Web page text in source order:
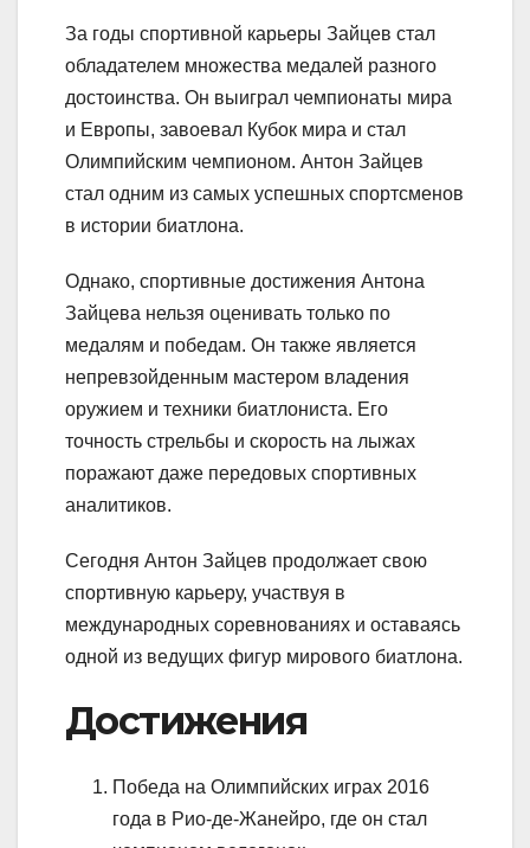
За годы спортивной карьеры Зайцев стал
обладателем множества медалей разного
достоинства. Он выиграл чемпионаты мира
и Европы, завоевал Кубок мира и стал
Олимпийским чемпионом. Антон Зайцев
стал одним из самых успешных спортсменов
в истории биатлона.
Однако, спортивные достижения Антона
Зайцева нельзя оценивать только по
медалям и победам. Он также является
непревзойденным мастером владения
оружием и техники биатлониста. Его
точность стрельбы и скорость на лыжах
поражают даже передовых спортивных
аналитиков.
Сегодня Антон Зайцев продолжает свою
спортивную карьеру, участвуя в
международных соревнованиях и оставаясь
одной из ведущих фигур мирового биатлона.
Достижения
Победа на Олимпийских играх 2016
года в Рио-де-Жанейро, где он стал